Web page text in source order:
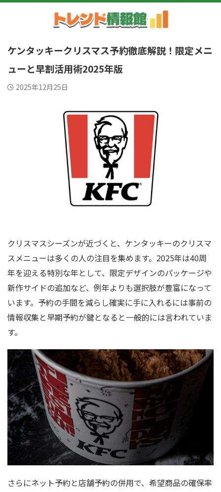
ケンタッキークリスマス予約徹底解説！限定メニ
ューと早割活用術2025年版
2025年12月25日
クリスマスシーズンが近づくと、ケンタッキーのクリスマ
スメニューは多くの人の注目を集めます。2025年は40周
年を迎える特別な年として、限定デザインのパッケージや
新作サイドの追加など、例年よりも選択肢が豊富になって
います。予約の手間を減らし確実に手に入れるには事前の
情報収集と早期予約が鍵となると一般的には言われていま
す。
さらにネット予約と店舗予約の併用で、希望商品の確保率